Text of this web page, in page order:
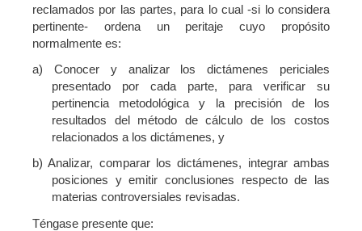
reclamados por las partes, para lo cual -si lo considera
pertinente- ordena un peritaje cuyo propósito
normalmente es:
a) Conocer y analizar los dictámenes periciales
presentado por cada parte, para verificar su
pertinencia metodológica y la precisión de los
resultados del método de cálculo de los costos
relacionados a los dictámenes, y
b) Analizar, comparar los dictámenes, integrar ambas
posiciones y emitir conclusiones respecto de las
materias controversiales revisadas.
Téngase presente que: